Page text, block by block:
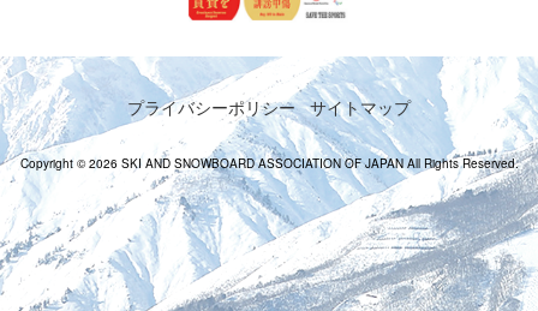
プライバシーポリシー サイトマップ
Copyright © 2026 SKI AND SNOWBOARD ASSOCIATION OF JAPAN All Rights Reserved.